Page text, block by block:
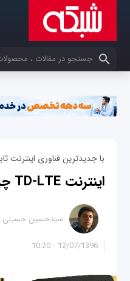
کلمات کلیدی خود را وارد کنید
با جدیدترین فناوری اینترنت
اینترنت TD-LTE چیست ؟
12/07/1396 - 10:20
سیدحسین حسینی